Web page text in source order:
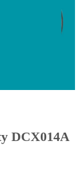
DCX014A